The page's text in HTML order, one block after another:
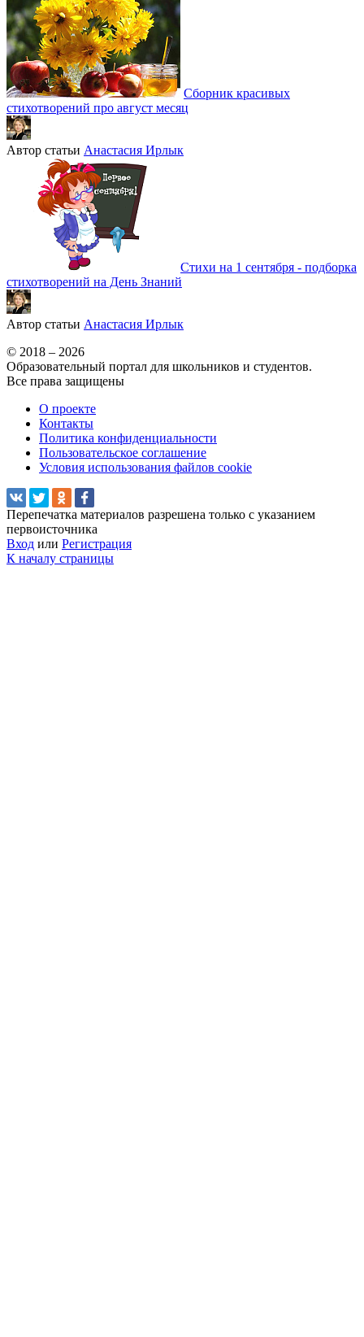
Сборник красивых
стихотворений про август месяц
Автор статьи Анастасия Ирлык
Стихи на 1 сентября - подборка
стихотворений на День Знаний
Автор статьи Анастасия Ирлык
© 2018 – 2026
Образовательный портал для школьников и студентов.
Все права защищены
О проекте
Контакты
Политика конфиденциальности
Пользовательское соглашение
Условия использования файлов cookie
Перепечатка материалов разрешена только с указанием
первоисточника
Вход или Регистрация
К началу страницы